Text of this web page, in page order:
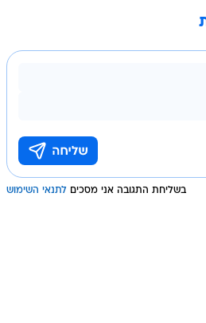
בשליחת התגובה אני מסכים לתנאי השימוש